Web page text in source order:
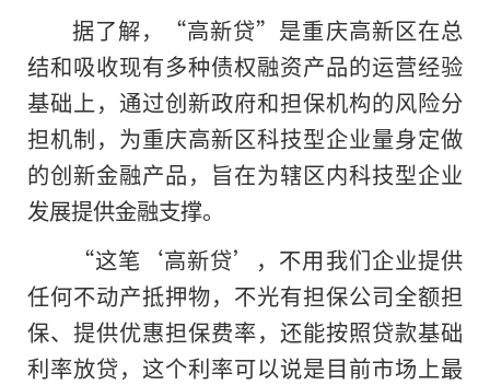
据了解，“高新贷”是重庆高新区在总
结和吸收现有多种债权融资产品的运营经验
基础上，通过创新政府和担保机构的风险分
担机制，为重庆高新区科技型企业量身定做
的创新金融产品，旨在为辖区内科技型企业
发展提供金融支撑。
“这笔‘高新贷’，不用我们企业提供
任何不动产抵押物，不光有担保公司全额担
保、提供优惠担保费率，还能按照贷款基础
利率放贷，这个利率可以说是目前市场上最